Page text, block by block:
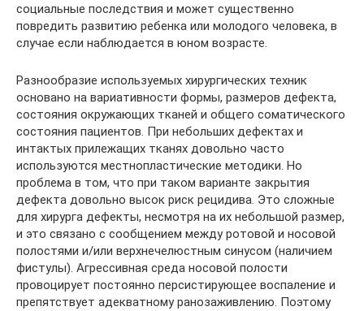
социальные последствия и может существенно
повредить развитию ребенка или молодого человека, в
случае если наблюдается в юном возрасте.
Разнообразие используемых хирургических техник
основано на вариативности формы, размеров дефекта,
состояния окружающих тканей и общего соматического
состояния пациентов. При небольших дефектах и
интактых прилежащих тканях довольно часто
используются меcтнопластические методики. Но
проблема в том, что при таком варианте закрытия
дефекта довольно высок риск рецидива. Это сложные
для хирурга дефекты, несмотря на их небольшой размер,
и это связано с сообщением между ротовой и носовой
полостями и/или верхнечелюстным синусом (наличием
фистулы). Агрессивная среда носовой полости
провоцирует постоянно персистирующее воспаление и
препятствует адекватному ранозаживлению. Поэтому